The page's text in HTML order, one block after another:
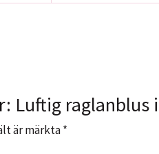
Luftig raglanblus
är märkta*